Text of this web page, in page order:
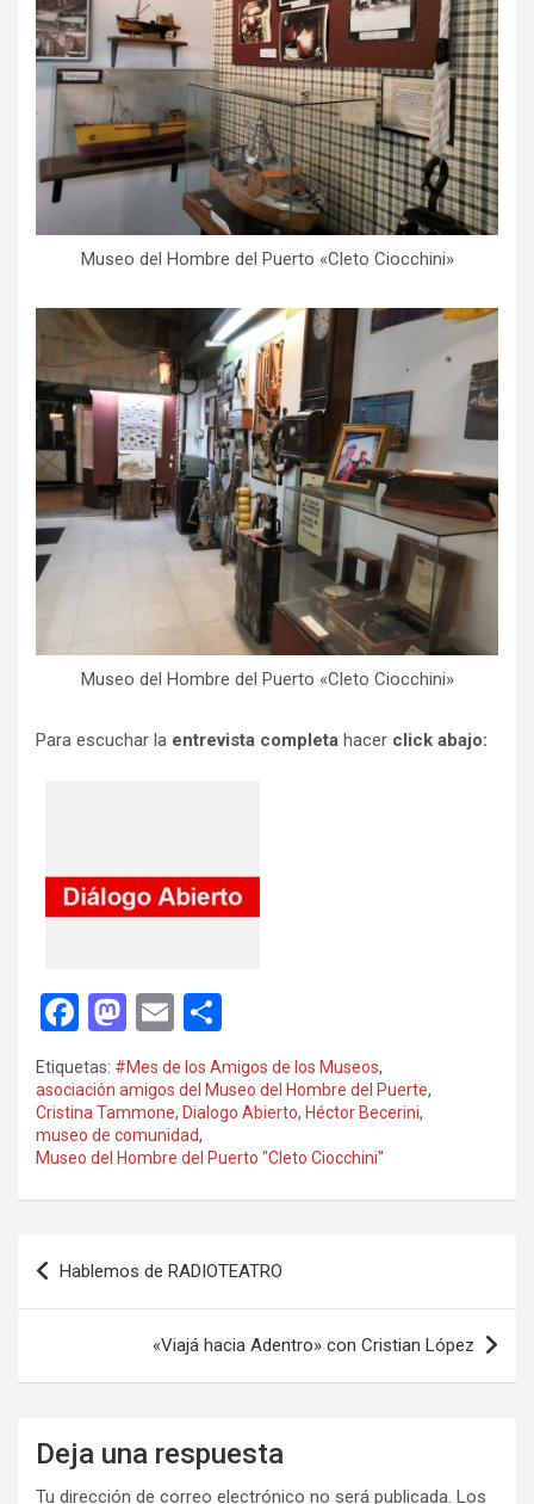
Museo del Hombre del Puerto «Cleto Ciocchini»
Museo del Hombre del Puerto «Cleto Ciocchini»
Para escuchar la entrevista completa hacer click abajo:
F
a
ce
b
o
o
M
a
st
o
d
o
E
m
ail
o
m
p
ar
tir
Etiquetas: #Mes de los Amigos de los Museos,
asociación amigos del Museo del Hombre del Puerte,
Cristina Tammone, Dialogo Abierto, Héctor Becerini,
museo de comunidad,
Museo del Hombre del Puerto "Cleto Ciocchini"
Navegación
de
Hablemos de RADIOTEATRO
«Viajá hacia Adentro» con Cristian López
Deja una respuesta
Tu dirección de correo electrónico no será publicada. Los